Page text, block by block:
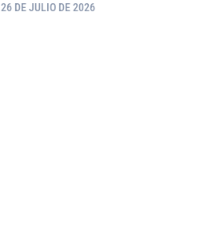
26 DE JULIO DE 2026